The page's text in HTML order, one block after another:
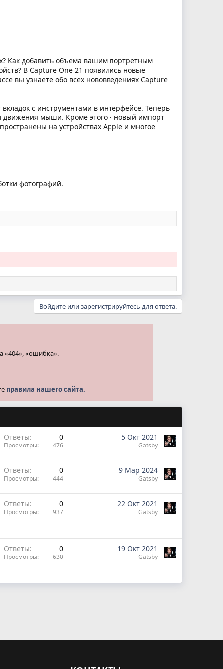
Как добавить объема вашим портретным
В Capture One 21 появились новые
вы узнаете обо всех нововведениях Capture
с инструментами в интерфейсе. Теперь
движения мыши. Кроме этого - новый импорт
на устройствах Apple и многое
фотографий.
Войдите или зарегистрируйтесь для ответа.
«404», «ошибка».
правила нашего сайта.
Ответы 0
Просмотры 476
5 Окт 2021
Gatsby
Ответы 0
Просмотры 444
9 Мар 2024
Gatsby
Ответы 0
Просмотры 937
22 Окт 2021
Gatsby
Ответы 0
Просмотры 630
19 Окт 2021
Gatsby